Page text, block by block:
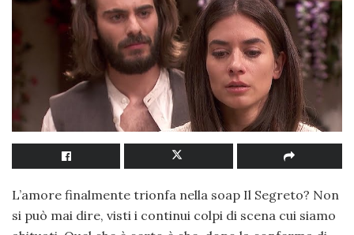
L’amore finalmente trionfa nella soap Il Segreto? Non
si può mai dire, visti i continui colpi di scena cui siamo